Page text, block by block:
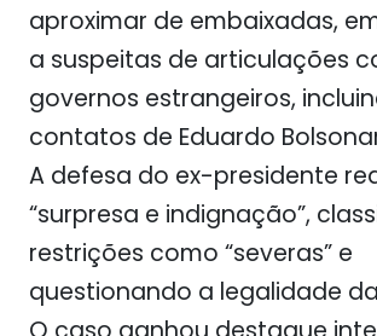
aproximar de embaixadas,
a suspeitas de articulações
governos estrangeiros,
contatos de Eduardo
A defesa do ex-presidente
“surpresa e indignação”,
restrições como “severas” e
questionando a legalidade